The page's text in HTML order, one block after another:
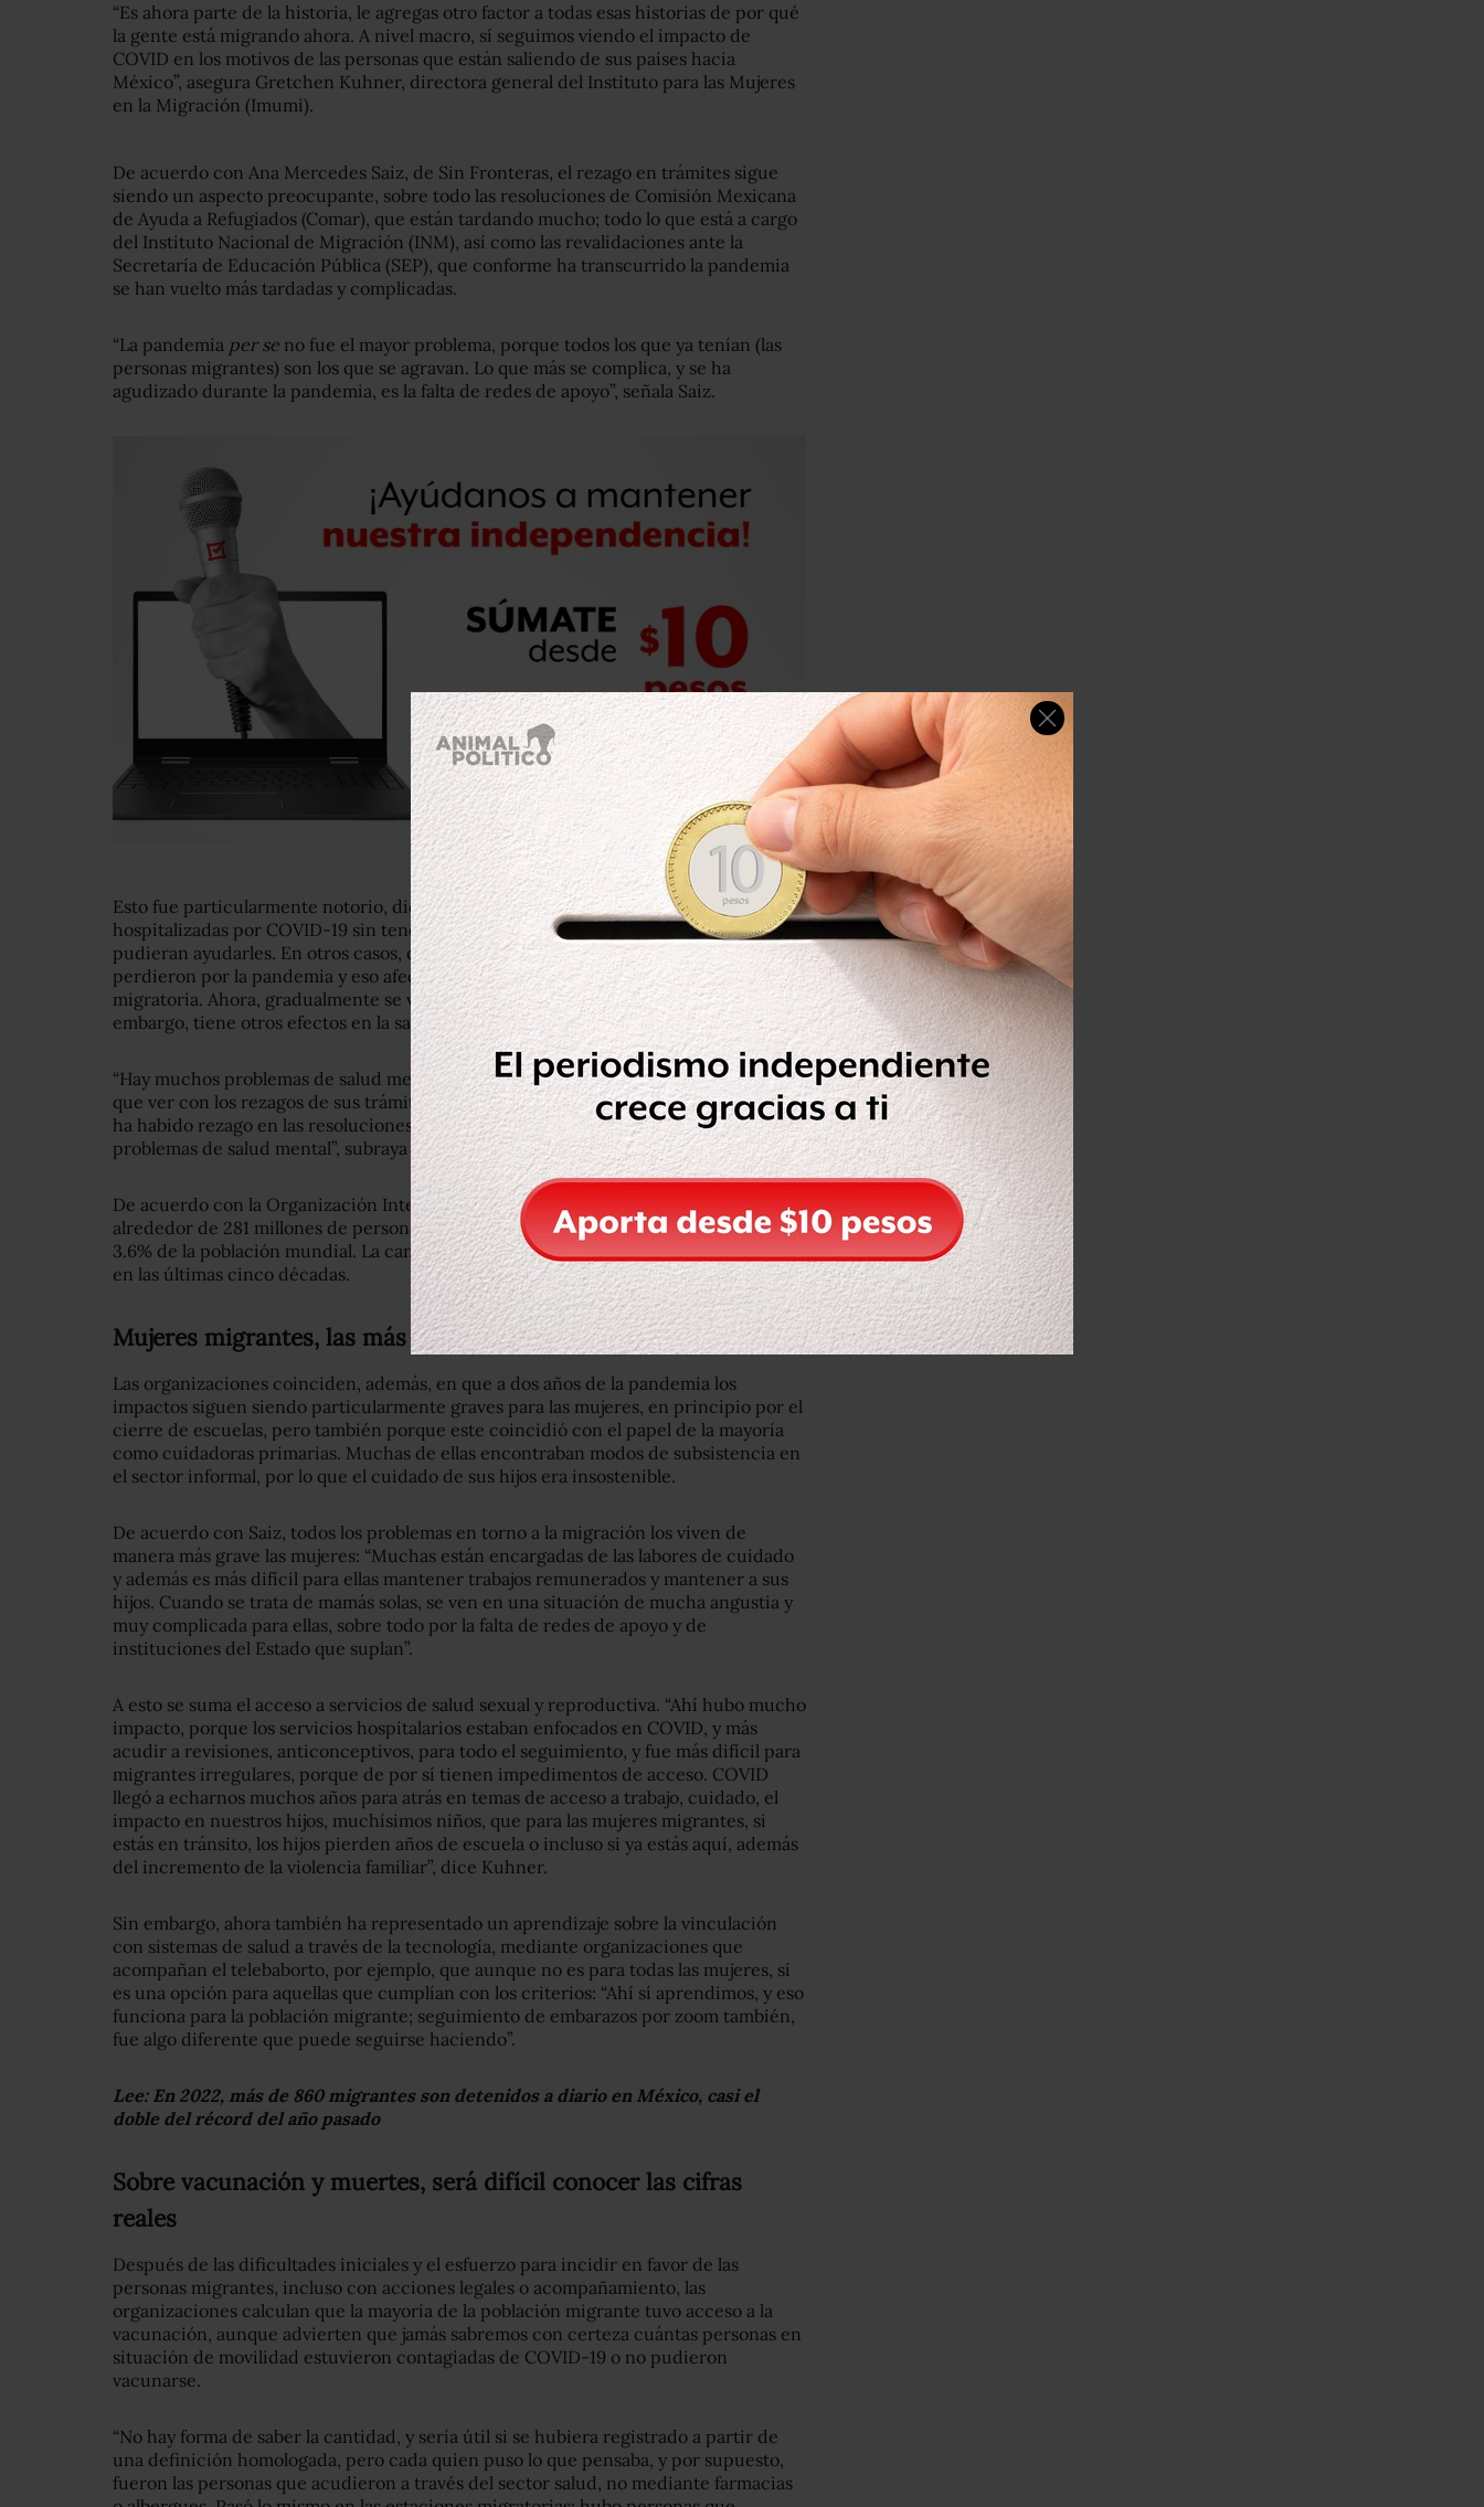
“Es ahora parte de la historia, le agregas otro factor a todas esas historias de por qué
la gente está migrando ahora. A nivel macro, sí seguimos viendo el impacto de
COVID en los motivos de las personas que están saliendo de sus países hacia
México”, asegura Gretchen Kuhner, directora general del Instituto para las Mujeres
en la Migración (Imumi).
De acuerdo con Ana Mercedes Saiz, de Sin Fronteras, el rezago en trámites sigue
siendo un aspecto preocupante, sobre todo las resoluciones de Comisión Mexicana
de Ayuda a Refugiados (Comar), que están tardando mucho; todo lo que está a cargo
del Instituto Nacional de Migración (INM), así como las revalidaciones ante la
Secretaría de Educación Pública (SEP), que conforme ha transcurrido la pandemia
se han vuelto más tardadas y complicadas.
“La pandemia per se no fue el mayor problema, porque todos los que ya tenían (las
personas migrantes) son los que se agravan. Lo que más se complica, y se ha
agudizado durante la pandemia, es la falta de redes de apoyo”, señala Saiz.
Esto fue particularmente notorio, dice, cuando las personas llegaron a estar
hospitalizadas por COVID-19 sin tener cerca a familiares, amigos o vecinos que
pudieran ayudarles. En otros casos, quienes ya habían conseguido trabajo lo
perdieron por la pandemia y eso afecta todos los demás aspectos de su situación
migratoria. Ahora, gradualmente se va dando una lenta recuperación que, sin
embargo, tiene otros efectos en la salud mental.
“Hay muchos problemas de salud mental, ansiedad y depresión, que tienen mucho
que ver con los rezagos de sus trámites. Había gente que ya tenía avance en ellos, y
ha habido rezago en las resoluciones, lo que les genera mucha incertidumbre y
problemas de salud mental”, subraya Saiz.
De acuerdo con la Organización Internacional para las Migraciones (OIM), hay
alrededor de 281 millones de personas migrantes en el mundo, lo que representa el
3.6% de la población mundial. La cantidad de personas en migración se ha triplicado
en las últimas cinco décadas.
Mujeres migrantes, las más afectadas
Las organizaciones coinciden, además, en que a dos años de la pandemia los
impactos siguen siendo particularmente graves para las mujeres, en principio por el
cierre de escuelas, pero también porque este coincidió con el papel de la mayoría
como cuidadoras primarias. Muchas de ellas encontraban modos de subsistencia en
el sector informal, por lo que el cuidado de sus hijos era insostenible.
De acuerdo con Saiz, todos los problemas en torno a la migración los viven de
manera más grave las mujeres: “Muchas están encargadas de las labores de cuidado
y además es más difícil para ellas mantener trabajos remunerados y mantener a sus
hijos. Cuando se trata de mamás solas, se ven en una situación de mucha angustia y
muy complicada para ellas, sobre todo por la falta de redes de apoyo y de
instituciones del Estado que suplan”.
A esto se suma el acceso a servicios de salud sexual y reproductiva. “Ahí hubo mucho
impacto, porque los servicios hospitalarios estaban enfocados en COVID, y más
acudir a revisiones, anticonceptivos, para todo el seguimiento, y fue más difícil para
migrantes irregulares, porque de por sí tienen impedimentos de acceso. COVID
llegó a echarnos muchos años para atrás en temas de acceso a trabajo, cuidado, el
impacto en nuestros hijos, muchísimos niños, que para las mujeres migrantes, si
estás en tránsito, los hijos pierden años de escuela o incluso si ya estás aquí, además
del incremento de la violencia familiar”, dice Kuhner.
Sin embargo, ahora también ha representado un aprendizaje sobre la vinculación
con sistemas de salud a través de la tecnología, mediante organizaciones que
acompañan el telebaborto, por ejemplo, que aunque no es para todas las mujeres, sí
es una opción para aquellas que cumplían con los criterios: “Ahí sí aprendimos, y eso
funciona para la población migrante; seguimiento de embarazos por zoom también,
fue algo diferente que puede seguirse haciendo”.
Lee: En 2022, más de 860 migrantes son detenidos a diario en México, casi el
doble del récord del año pasado
Sobre vacunación y muertes, será difícil conocer las cifras
reales
Después de las dificultades iniciales y el esfuerzo para incidir en favor de las
personas migrantes, incluso con acciones legales o acompañamiento, las
organizaciones calculan que la mayoría de la población migrante tuvo acceso a la
vacunación, aunque advierten que jamás sabremos con certeza cuántas personas en
situación de movilidad estuvieron contagiadas de COVID-19 o no pudieron
vacunarse.
“No hay forma de saber la cantidad, y sería útil si se hubiera registrado a partir de
una definición homologada, pero cada quien puso lo que pensaba, y por supuesto,
fueron las personas que acudieron a través del sector salud, no mediante farmacias